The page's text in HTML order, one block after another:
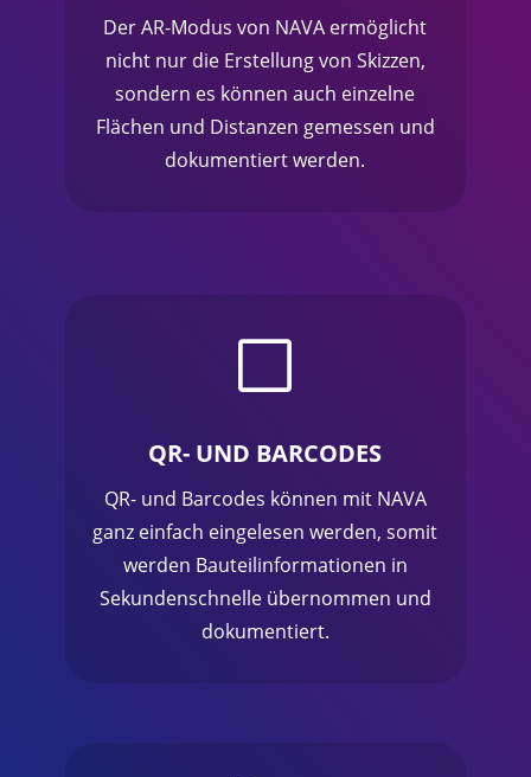
Der AR-Modus von NAVA ermöglicht
nicht nur die Erstellung von Skizzen,
sondern es können auch einzelne
Flächen und Distanzen gemessen und
dokumentiert werden.
V
QR- UND BARCODES
QR- und Barcodes können mit NAVA
ganz einfach eingelesen werden, somit
werden Bauteilinformationen in
Sekundenschnelle übernommen und
dokumentiert.